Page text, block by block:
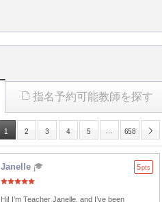
指名予約可能教師を探す
1 2 3 4 5 658
Janelle 5pts
Hi! I’m Teacher Janelle, and I’ve been